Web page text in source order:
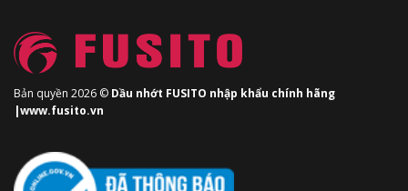
Bản quyền 2026 © Dầu nhớt FUSITO nhập khẩu chính hãng
|www.fusito.vn